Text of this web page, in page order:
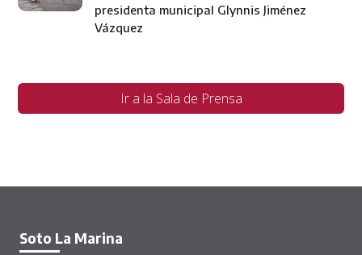
presidenta municipal Glynnis Jiménez
Vázquez
Ir a la Sala de Prensa
Soto La Marina